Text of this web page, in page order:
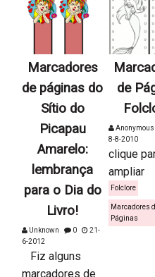
Marcadores
de páginas do
Sítio do
Picapau
Amarelo:
lembrança
para o Dia do
Livro!
Unknown 0
21-
6-2012
Fiz alguns
marcadores de
de
Anonymous
8-8-2010
clique
ampliar
Folclore
Marcadores
Páginas